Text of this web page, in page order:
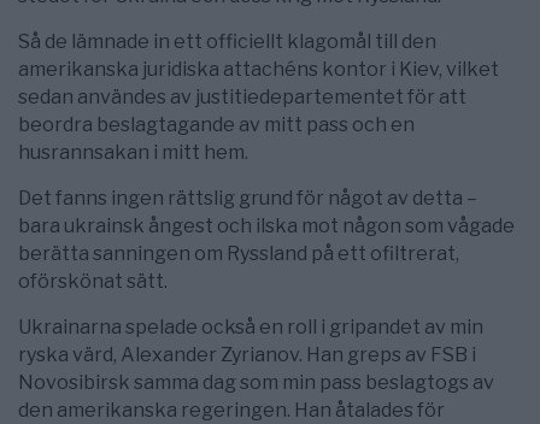
Så de lämnade in ett officiellt klagomål till den
amerikanska juridiska attachéns kontor i Kiev, vilket
sedan användes av justitiedepartementet för att
beordra beslagtagande av mitt pass och en
husrannsakan i mitt hem.
Det fanns ingen rättslig grund för något av detta –
bara ukrainsk ångest och ilska mot någon som vågade
berätta sanningen om Ryssland på ett ofiltrerat,
oförskönat sätt.
Ukrainarna spelade också en roll i gripandet av min
ryska värd, Alexander Zyrianov. Han greps av FSB i
Novosibirsk samma dag som min pass beslagtogs av
den amerikanska regeringen. Han åtalades för